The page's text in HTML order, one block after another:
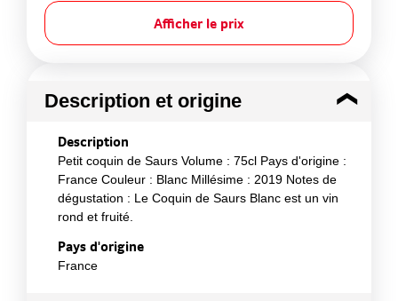
Afficher le prix
Description et origine
Description
Petit coquin de Saurs Volume : 75cl Pays d'origine :
France Couleur : Blanc Millésime : 2019 Notes de
dégustation : Le Coquin de Saurs Blanc est un vin
rond et fruité.
Pays d'origine
France